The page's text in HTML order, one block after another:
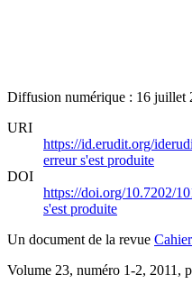
Diffusion numérique : 16 juillet
URI
https://id.erudit.org/
erreur s'est produite
DOI
https://doi.org/10.7202/
s'est produite
Un document de la revue
Volume 23, numéro 1-2, 2011 ,